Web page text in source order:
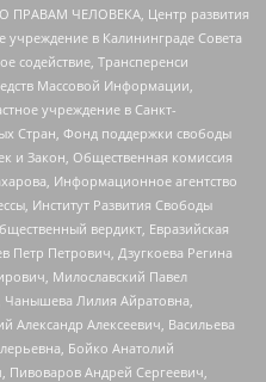
ПРАВАМ ЧЕЛОВЕКА, Центр развития
учреждение в Калининграде Совета
содействие, Трансперенси
Массовой Информации,
учреждение в Санкт-
Стран, Фонд поддержки свободы
и Закон, Общественная комиссия
Информационное агентство
Институт Развития Свободы
вердикт, Евразийская
Петр Петрович, Дзугкоева Регина
Милославский Павел
Лилия Айратовна,
Александр Алексеевич, Васильева
Бойко Анатолий
Пивоваров Андрей Сергеевич,